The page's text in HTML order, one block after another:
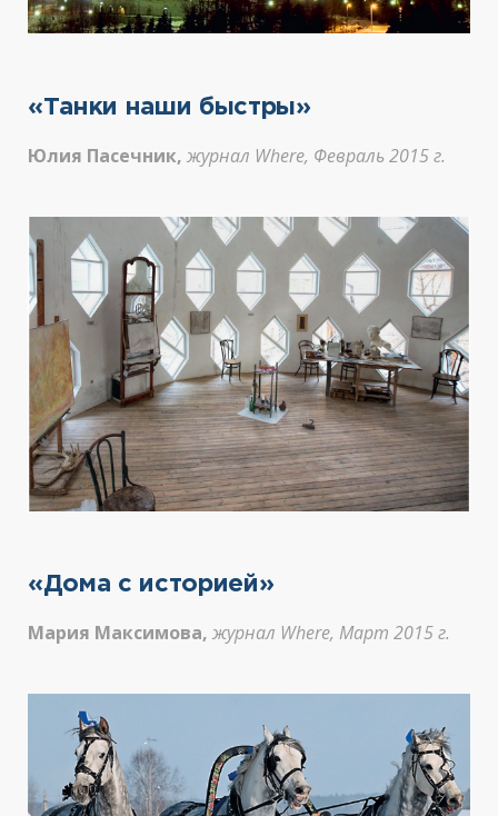
«Танки наши быстры»
Юлия Пасечник, журнал Where, Февраль 2015 г.
«Дома с историей»
Мария Максимова, журнал Where, Март 2015 г.